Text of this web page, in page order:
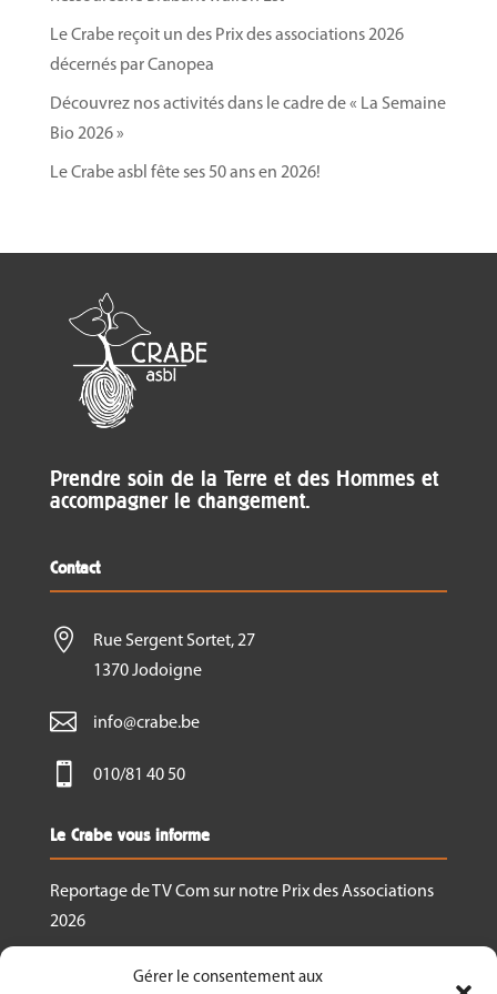
Gérer le consentement aux
Informations pratiques
Nombre de participants limité à 10 personnes
pour de meilleurs échanges lors de la formation.
Adresse: Hub Circuit Court de Liège – Rue
Susanne Clercx, 8 à 4020 Liège (+ le 14/10 en
après-midi : Ferme de Beauregard – Beauregard,
paiement.
Coût: 50€ TVAC pour la formation complète.
Paiementsur le compte BE 42 7995 3547 4354
avec en communication «NOM PRÉNOM +
biodiversite».
Vendredi 10 octobre2025.
remboursé dans les plus brefs délais.
En cas de désistement de votre part, il n’y aura pas
contactez-nous via
Le Crabe reçoit un des Prix des associations 2026
décernés par Canopea
Découvrez nos activités dans le cadre de « La Semaine
Bio 2026 »
Le Crabe asbl fête ses 50 ans en 2026!
Prendre soin de la Terre et des Hommes et
accompagner le changement.
Contact

Rue Sergent Sortet, 27
1370 Jodoigne
 info@crabe.be
 010/81 40 50
Le Crabe vous informe
Reportage de TV Com sur notre Prix des Associations
2026